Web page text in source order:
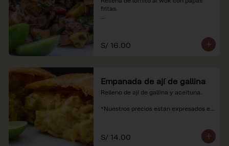
fritas.
S/ 16.00
Empanada de ají de gallina
Relleno de ají de gallina y aceituna.
*Nuestros precios están expresados en
S/ 14.00